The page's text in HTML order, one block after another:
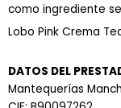
como ingrediente
Lobo Pink Crema
DATOS DEL
Mantequerías